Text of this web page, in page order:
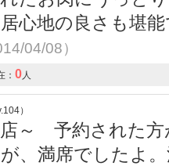
心地の良さも堪
04/08）
： 0人
）
～ 予約された方
、満席でしたよ